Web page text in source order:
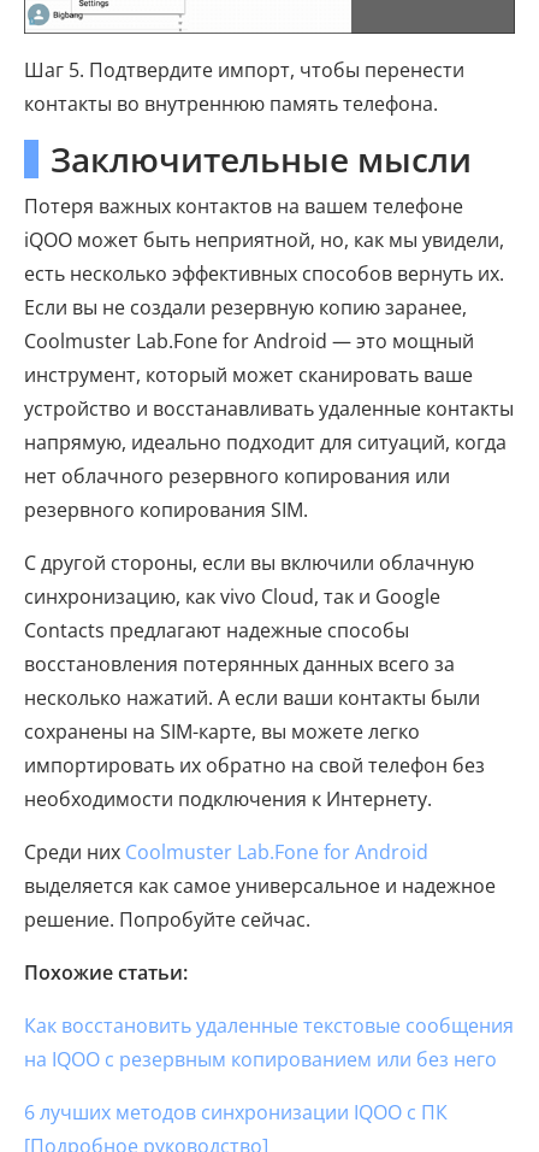
Шаг 5. Подтвердите импорт, чтобы перенести
контакты во внутреннюю память телефона.
Заключительные мысли
Потеря важных контактов на вашем телефоне
iQOO может быть неприятной, но, как мы увидели,
есть несколько эффективных способов вернуть их.
Если вы не создали резервную копию заранее,
Coolmuster Lab.Fone for Android — это мощный
инструмент, который может сканировать ваше
устройство и восстанавливать удаленные контакты
напрямую, идеально подходит для ситуаций, когда
нет облачного резервного копирования или
резервного копирования SIM.
С другой стороны, если вы включили облачную
синхронизацию, как vivo Cloud, так и Google
Contacts предлагают надежные способы
восстановления потерянных данных всего за
несколько нажатий. А если ваши контакты были
сохранены на SIM-карте, вы можете легко
импортировать их обратно на свой телефон без
необходимости подключения к Интернету.
Среди них Coolmuster Lab.Fone for Android
выделяется как самое универсальное и надежное
решение. Попробуйте сейчас.
Похожие статьи:
Как восстановить удаленные текстовые сообщения
на IQOO с резервным копированием или без него
6 лучших методов синхронизации IQOO с ПК
[Подробное руководство]